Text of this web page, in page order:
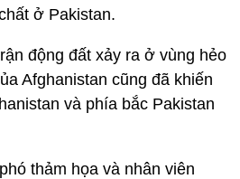
ở Pakistan.
động đất xảy ra ở vùng hẻo
Afghanistan cũng đã khiến
và phía bắc Pakistan
thảm họa và nhân viên